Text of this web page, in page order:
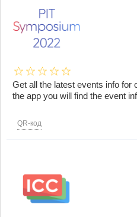
Get all the latest events info for
the app you will find the event
QR-код